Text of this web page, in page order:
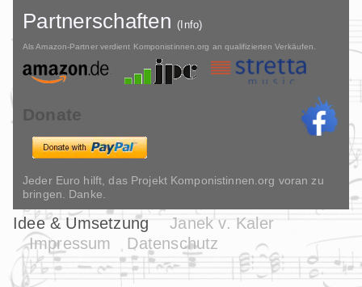
Partnerschaften(Info)
Als Amazon-Partner verdient Komponistinnen.org an qualifizierten Verkäufen.
Donate
Jeder Euro hilft, das Projekt Komponistinnen.org voran zu
bringen. Danke.
Idee & Umsetzung
Janek v. Kaler
Impressum
Datenschutz